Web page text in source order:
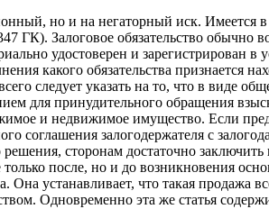
но и на негаторный иск.
Залоговое обязательство обычно
удостоверен и зарегистрирован
какого обязательства признается
следует указать на то, что в виде
для принудительного обращения
и недвижимое имущество. Если
соглашения залогодержателя с
сторонам достаточно заключить
после, но и до возникновения
устанавливает, что такая продажа
Одновременно эта же статья